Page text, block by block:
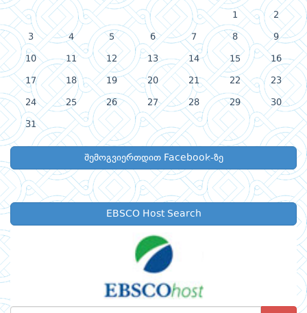
1 2
3 4 5 6 7 8 9
10 11 12 13 14 15 16
17 18 19 20 21 22 23
24 25 26 27 28 29 30
31
შემოგვიერთდით Facebook-ზე
EBSCO Host Search